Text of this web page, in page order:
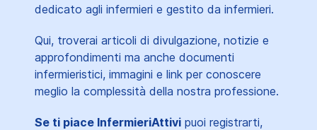
dedicato agli infermieri e gestito da infermieri.
Qui, troverai articoli di divulgazione, notizie e
approfondimenti ma anche documenti
infermieristici, immagini e link per conoscere
meglio la complessità della nostra professione.
Se ti piace InfermieriAttivi puoi registrarti,